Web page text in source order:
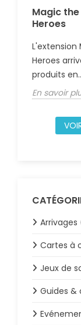
Magic
Heroes
L'extension
Heroes
produits
En savoir
Arrivages
Cartes à
Jeux de
Guides &